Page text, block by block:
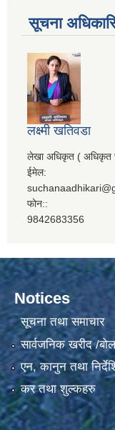
सूचना
लक्ष्मी खतिवडा
लेखा अधिकृत ( अधिकृत
ईमेल:
फोन::
9842683356
Notices
सूचना तथा समाचार
सार्वजनिक खरीद /
एन, कानुन तथा
कर तथा शुल्कहरु